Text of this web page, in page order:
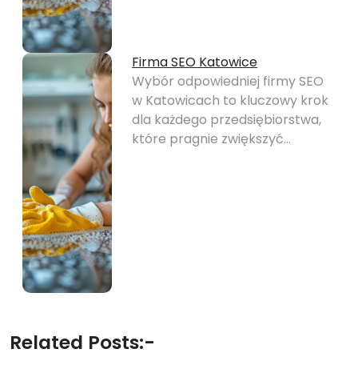
Firma SEO Katowice
Wybór odpowiedniej firmy SEO
w Katowicach to kluczowy krok
dla każdego przedsiębiorstwa,
które pragnie zwiększyć…
Related Posts:-